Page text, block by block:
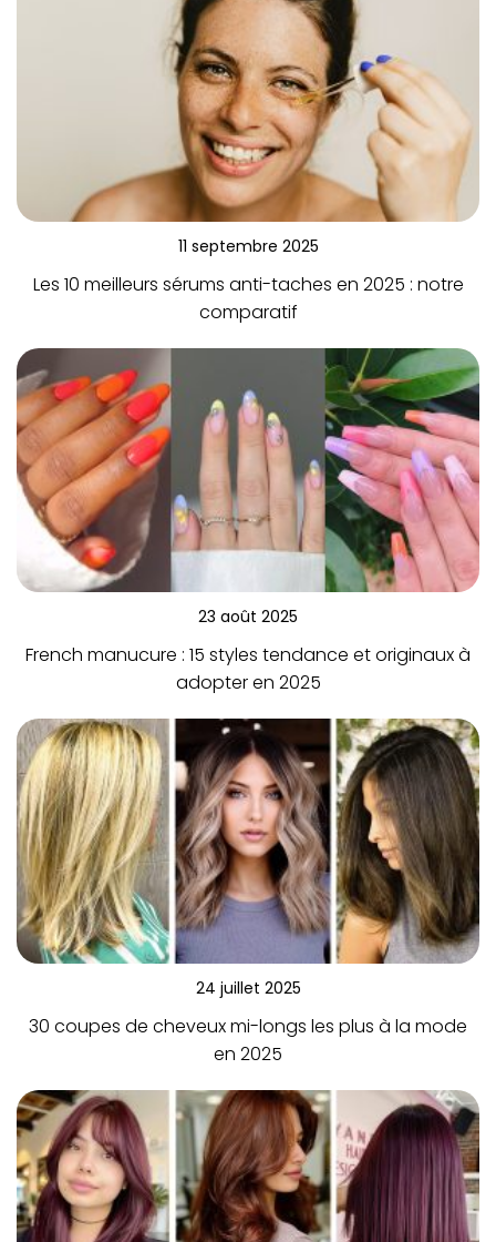
11 septembre 2025
Les 10 meilleurs sérums anti-taches en 2025 : notre
comparatif
23 août 2025
French manucure : 15 styles tendance et originaux à
adopter en 2025
24 juillet 2025
30 coupes de cheveux mi-longs les plus à la mode
en 2025